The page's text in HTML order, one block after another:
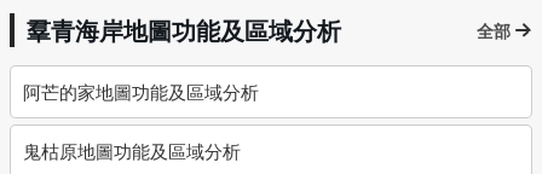
羣青海岸地圖功能及區域分析 全部
阿芒的家地圖功能及區域分析
鬼枯原地圖功能及區域分析